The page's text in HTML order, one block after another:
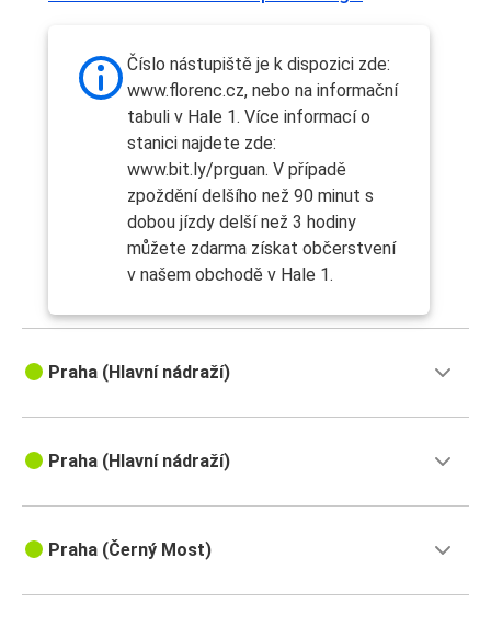
Číslo nástupiště je k dispozici zde:
www.florenc.cz, nebo na informační
tabuli v Hale 1. Více informací o
stanici najdete zde:
www.bit.ly/prguan. V případě
zpoždění delšího než 90 minut s
dobou jízdy delší než 3 hodiny
můžete zdarma získat občerstvení
v našem obchodě v Hale 1.
Praha (Hlavní nádraží)
Praha (Hlavní nádraží)
Praha (Černý Most)